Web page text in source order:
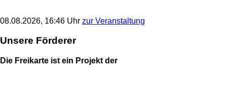
08.08.2026, 16:46 Uhr zur Veranstaltung
Unsere Förderer
Die Freikarte ist ein Projekt der